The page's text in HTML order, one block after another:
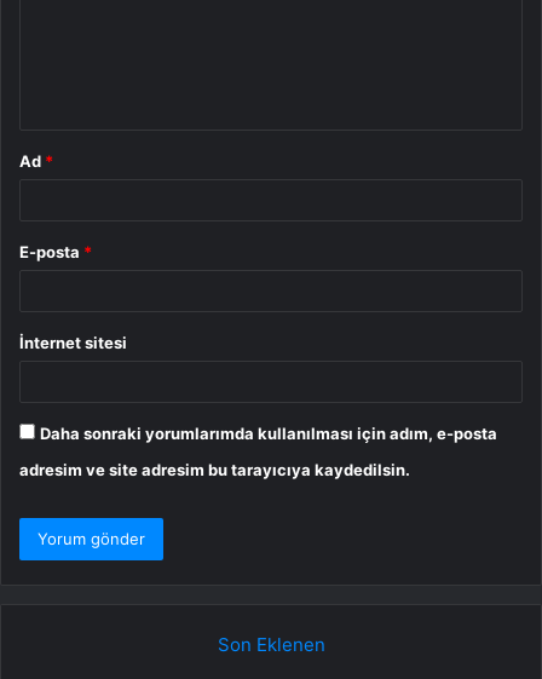
Ad *
E-posta *
İnternet sitesi
Daha sonraki yorumlarımda kullanılması için adım, e-posta
adresim ve site adresim bu tarayıcıya kaydedilsin.
Son Eklenen